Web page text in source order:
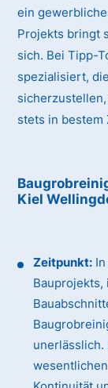
ein
Projekts bringt
sich. Bei Tipp-
spezialisiert,
stets in bestem
Kiel
Zeitpunkt:
unerlässlich.